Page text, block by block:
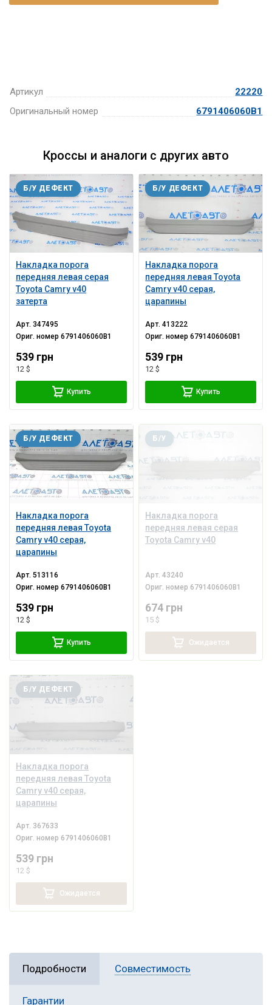
Артикул
22220
Оригинальный номер
6791406060B1
Кроссы и аналоги с других авто
Накладка порога
передняя левая серая
Toyota Camry v40
затерта
Б/У ДЕФЕКТ
Арт.347495
Ориг. номер6791406060B1
539 грн
12 $
Купить
Накладка порога
передняя левая Toyota
Camry v40 серая,
царапины
Б/У ДЕФЕКТ
Арт.413222
Ориг. номер6791406060B1
539 грн
12 $
Купить
Накладка порога
передняя левая Toyota
Camry v40 серая,
царапины
Б/У ДЕФЕКТ
Арт.513116
Ориг. номер6791406060B1
539 грн
12 $
Купить
Накладка порога
передняя левая серая
Toyota Camry v40
Б/У
Арт.43240
Ориг. номер 6791406060B1
674 грн
15 $
Ожидается
Накладка порога
передняя левая Toyota
Camry v40 серая,
царапины
Б/У ДЕФЕКТ
Арт. 367633
Ориг. номер 6791406060B1
539 грн
12 $
Ожидается
Подробности Совместимость
Гарантии